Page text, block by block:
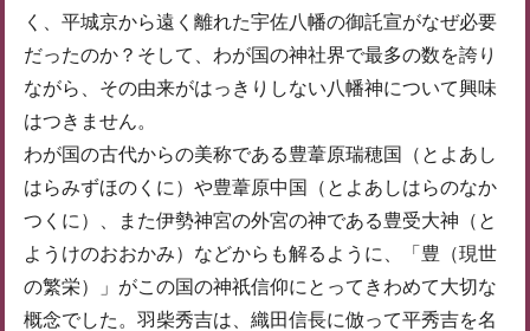
く、平城京から遠く離れた宇佐八幡の御託宣がなぜ必要
だったのか？そして、わが国の神社界で最多の数を誇り
ながら、その由来がはっきりしない八幡神について興味
はつきません。
わが国の古代からの美称である豊葦原瑞穂国（とよあし
はらみずほのくに）や豊葦原中国（とよあしはらのなか
つくに）、また伊勢神宮の外宮の神である豊受大神（と
ようけのおおかみ）などからも解るように、「豊（現世
の繁栄）」がこの国の神祇信仰にとってきわめて大切な
概念でした。羽柴秀吉は、織田信長に倣って平秀吉を名